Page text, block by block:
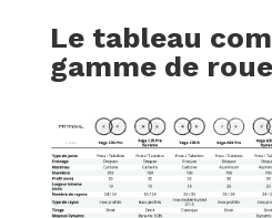
Le tableau
gamme de